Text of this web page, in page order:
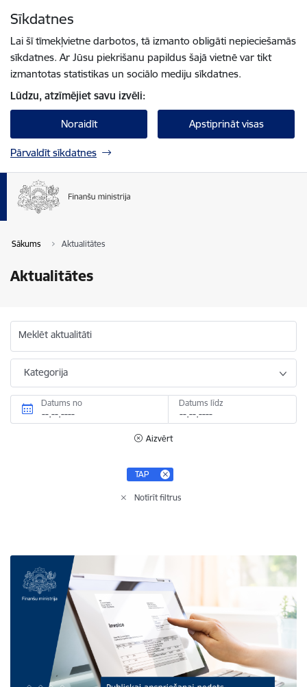
Sīkdatnes
Lai šī tīmekļvietne darbotos, tā izmanto obligāti nepieciešamās
sīkdatnes. Ar Jūsu piekrišanu papildus šajā vietnē var tikt
izmantotas statistikas un sociālo mediju sīkdatnes.
Lūdzu, atzīmējiet savu izvēli:
Noraidīt Apstiprināt visas
Pārvaldīt sīkdatnes
Sākums Aktualitātes
Aktualitātes
Meklēt aktualitāti
Kategorija
Datums no Datums līdz
Aizvērt
TAP
Notīrīt filtrus